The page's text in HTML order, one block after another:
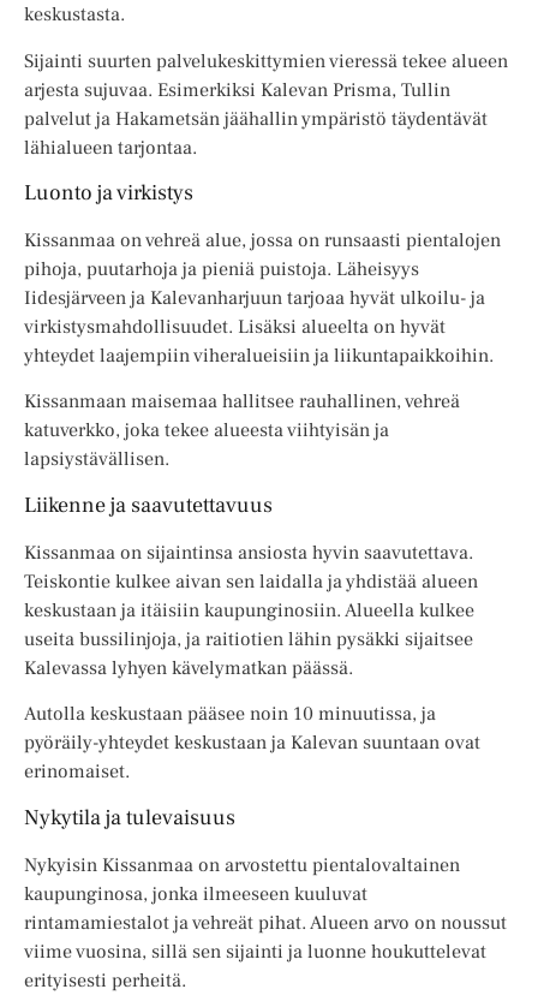
keskustasta.
Sijainti suurten palvelukeskittymien vieressä tekee alueen
arjesta sujuvaa. Esimerkiksi Kalevan Prisma, Tullin
palvelut ja Hakametsän jäähallin ympäristö täydentävät
lähialueen tarjontaa.
Luonto ja virkistys
Kissanmaa on vehreä alue, jossa on runsaasti pientalojen
pihoja, puutarhoja ja pieniä puistoja. Läheisyys
Iidesjärveen ja Kalevanharjuun tarjoaa hyvät ulkoilu- ja
virkistysmahdollisuudet. Lisäksi alueelta on hyvät
yhteydet laajempiin viheralueisiin ja liikuntapaikkoihin.
Kissanmaan maisemaa hallitsee rauhallinen, vehreä
katuverkko, joka tekee alueesta viihtyisän ja
lapsiystävällisen.
Liikenne ja saavutettavuus
Kissanmaa on sijaintinsa ansiosta hyvin saavutettava.
Teiskontie kulkee aivan sen laidalla ja yhdistää alueen
keskustaan ja itäisiin kaupunginosiin. Alueella kulkee
useita bussilinjoja, ja raitiotien lähin pysäkki sijaitsee
Kalevassa lyhyen kävelymatkan päässä.
Autolla keskustaan pääsee noin 10 minuutissa, ja
pyöräily-yhteydet keskustaan ja Kalevan suuntaan ovat
erinomaiset.
Nykytila ja tulevaisuus
Nykyisin Kissanmaa on arvostettu pientalovaltainen
kaupunginosa, jonka ilmeeseen kuuluvat
rintamamiestalot ja vehreät pihat. Alueen arvo on noussut
viime vuosina, sillä sen sijainti ja luonne houkuttelevat
erityisesti perheitä.